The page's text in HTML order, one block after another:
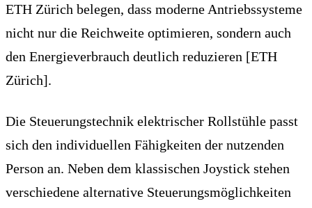
ETH Zürich belegen, dass moderne Antriebssysteme
nicht nur die Reichweite optimieren, sondern auch
den Energieverbrauch deutlich reduzieren [ETH
Zürich].
Die Steuerungstechnik elektrischer Rollstühle passt
sich den individuellen Fähigkeiten der nutzenden
Person an. Neben dem klassischen Joystick stehen
verschiedene alternative Steuerungsmöglichkeiten